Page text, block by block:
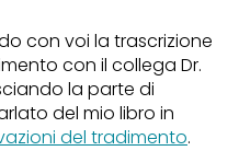
con voi la trascrizione
con il collega Dr.
la parte di
del mio libro in
del tradimento.